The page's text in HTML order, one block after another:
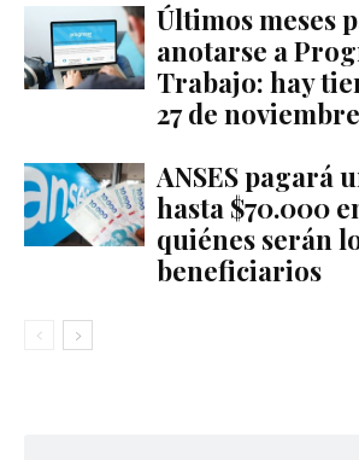
Últimos meses
anotarse a
Trabajo: hay
27 de noviembre
ANSES pagará
hasta $70.000
quiénes serán
beneficiarios